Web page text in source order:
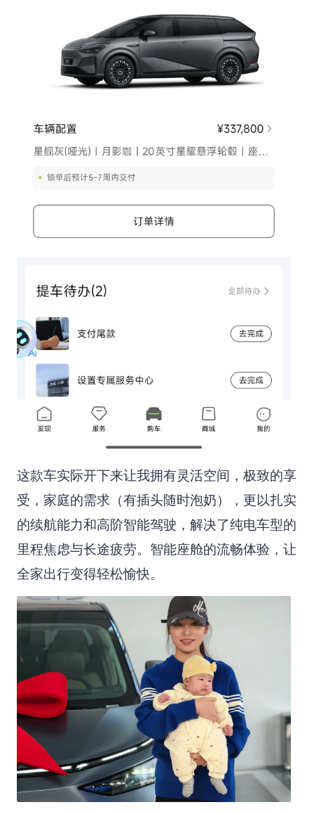
这款车实际开下来让我拥有灵活空间，极致的享
受，家庭的需求（有插头随时泡奶），更以扎实
的续航能力和高阶智能驾驶，解决了纯电车型的
里程焦虑与长途疲劳。智能座舱的流畅体验，让
全家出行变得轻松愉快。